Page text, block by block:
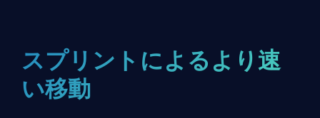
スプリントによるより速
い移動